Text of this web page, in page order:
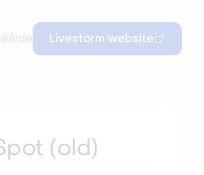
Aide Livestorm website
(old)